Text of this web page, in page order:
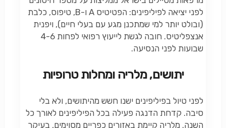
לפני יציאה לפיליפינים: הפטיטיס A ו-B, טיפוס, כלבת
(ובולט יותר למי שמתכנן מגע עם בעלי חיים), ויפנית
אנצפליטיס. חובה לגשת לייעוץ רפואי לפחות 4-6
שבועות לפני הנסיעה.
יתושים, מלריה ומחלות טרופיות
לפני טיול בפיליפינים ישנו חשש מהיתושים, ולא בלי
סיבה. קדחת הדנגה פעילה בכל הפיליפינים לאורך כל
השנה. מלריה קיימת באזורים כפריים מסוימים, בעיקר